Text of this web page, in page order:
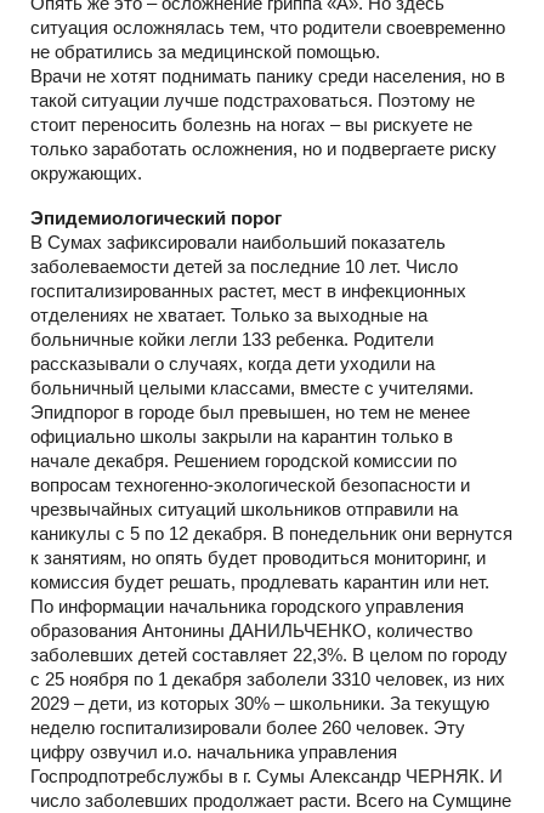
ситуация осложнялась тем, что родители своевременно
не обратились за медицинской помощью.
Врачи не хотят поднимать панику среди населения, но в
такой ситуации лучше подстраховаться. Поэтому не
стоит переносить болезнь на ногах – вы рискуете не
только заработать осложнения, но и подвергаете риску
окружающих.
Эпидемиологический порог
В Сумах зафиксировали наибольший показатель
заболеваемости детей за последние 10 лет. Число
госпитализированных растет, мест в инфекционных
отделениях не хватает. Только за выходные на
больничные койки легли 133 ребенка. Родители
рассказывали о случаях, когда дети уходили на
больничный целыми классами, вместе с учителями.
Эпидпорог в городе был превышен, но тем не менее
официально школы закрыли на карантин только в
начале декабря. Решением городской комиссии по
вопросам техногенно-экологической безопасности и
чрезвычайных ситуаций школьников отправили на
каникулы с 5 по 12 декабря. В понедельник они вернутся
к занятиям, но опять будет проводиться мониторинг, и
комиссия будет решать, продлевать карантин или нет.
По информации начальника городского управления
образования Антонины ДАНИЛЬЧЕНКО, количество
заболевших детей составляет 22,3%. В целом по городу
с 25 ноября по 1 декабря заболели 3310 человек, из них
2029 – дети, из которых 30% – школьники. За текущую
неделю госпитализировали более 260 человек. Эту
цифру озвучил и.о. начальника управления
Госпродпотребслужбы в г. Сумы Александр ЧЕРНЯК. И
число заболевших продолжает расти. Всего на Сумщине